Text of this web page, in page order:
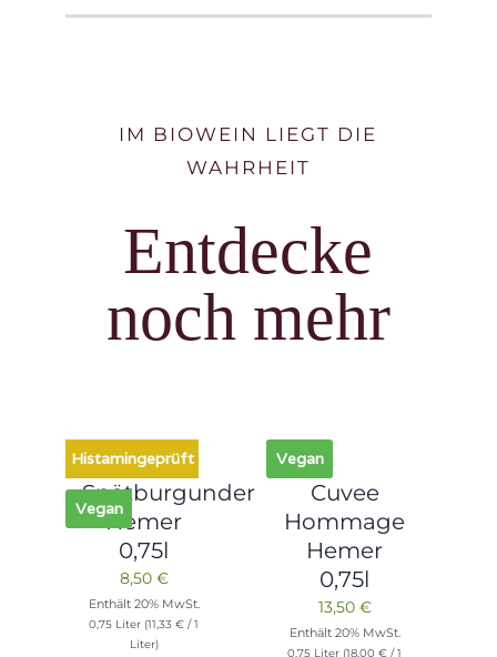
IM BIOWEIN LIEGT DIE
WAHRHEIT
Entdecke
noch mehr
Histamingeprüft
Vegan
Spätburgunder
Hemer
0,75l
8,50 €
Enthält 20% MwSt.
0,75 Liter (11,33€ / 1
Liter)
Vegan
Cuvee
Hommage
Hemer
0,75l
13,50 €
Enthält 20% MwSt.
0,75 Liter (18,00€ / 1